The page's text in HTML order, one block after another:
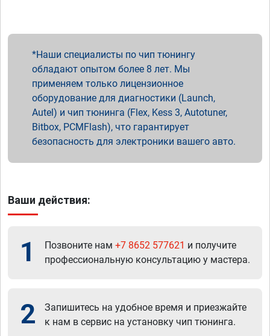
Наши специалисты по чип тюнингу
обладают опытом более 8 лет. Мы
применяем только лицензионное
оборудование для диагностики (Launch,
Autel) и чип тюнинга (Flex, Kess 3, Autotuner,
Bitbox, PCMFlash), что гарантирует
безопасность для электроники вашего авто.
Ваши действия:
1 Позвоните нам +7 8652 577621 и получите
профессиональную консультацию у мастера.
2
Запишитесь на удобное время и приезжайте
к нам в сервис на установку чип тюнинга.